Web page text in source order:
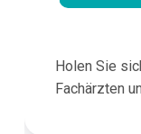
Holen Sie
Fachärzten